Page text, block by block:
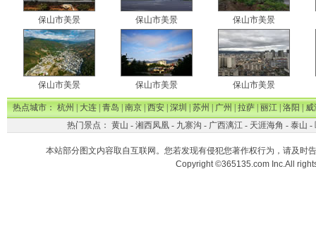
保山市美景 保山市美景 保山市美景
保山市美景 保山市美景 保山市美景
热点城市：杭州|大连|青岛|南京|西安|深圳|苏州|广州|拉萨|丽江|洛阳|威
热门景点： 黄山 - 湘西凤凰- 九寨沟 - 广西漓江- 天涯海角 - 泰山 -
本站部分图文内容取自互联网。您若发现有侵犯您著作权行为，请及时
Copyright ©365135.com Inc.All